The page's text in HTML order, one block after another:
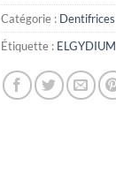
Catégorie : Dentifrices
Étiquette : ELGYDIUM